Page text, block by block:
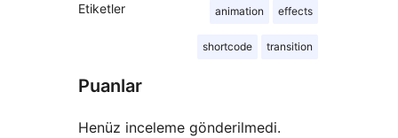
Etiketler animation effects
shortcode transition
Puanlar
Henüz inceleme gönderilmedi.